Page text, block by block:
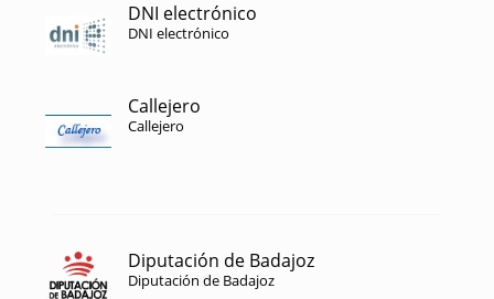
DNI electrónico
DNI electrónico
Callejero
Callejero
Diputación de Badajoz
Diputación de Badajoz